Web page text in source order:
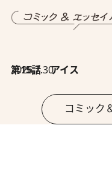
2026.7.30
第15話 アイス
コミック